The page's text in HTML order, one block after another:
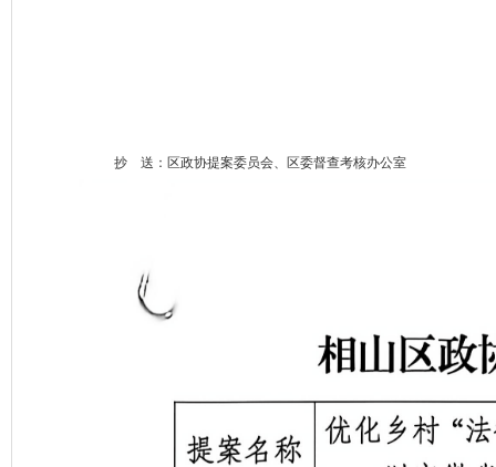
抄 送：区政协提案委员会、区委督查考核办公室